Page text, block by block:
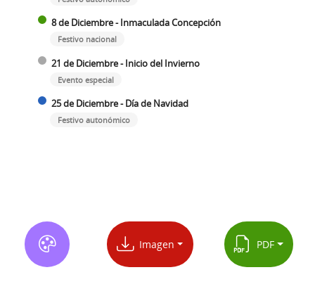
8 de Diciembre - Inmaculada Concepción
Festivo nacional
21 de Diciembre - Inicio del Invierno
Evento especial
25 de Diciembre - Día de Navidad
Festivo autonómico
Imagen PDF